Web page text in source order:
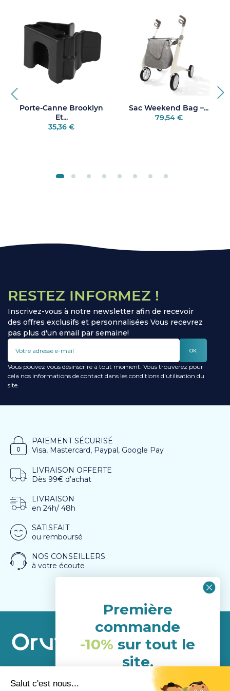
Porte-Canne Brooklyn
Et...
35,36 €
Sac Weekend Bag –...
79,54 €
RESTEZ INFORMEZ !
Inscrivez-vous à notre newsletter afin de recevoir
des offres exclusifs et personnalisées Vous recevrez
pas plus d'un email par semaine!
OK
Vous pouvez vous désinscrire à tout moment. Vous trouverez pour
cela nos informations de contact dans les conditions d'utilisation du
site.
PAIEMENT SÉCURISÉ
Visa, Mastercard, Paypal, Google Pay
LIVRAISON OFFERTE
Dès 99€ d’achat
LIVRAISON
en 24h/ 48h
SATISFAIT
ou remboursé
NOS CONSEILLERS
à votre écoute
A propos
Première
commande
-10% sur tout le
site.
(hors porduits déja en
promotion)